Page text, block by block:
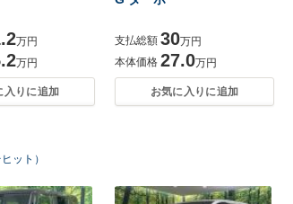
万円
万円
入りに追加
支払総額 30万円
本体価格 27.0万円
お気に入りに追加
ット）